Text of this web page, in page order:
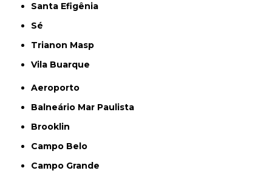
Santa Efigênia
Sé
Trianon Masp
Vila Buarque
Aeroporto
Balneário Mar Paulista
Brooklin
Campo Belo
Campo Grande